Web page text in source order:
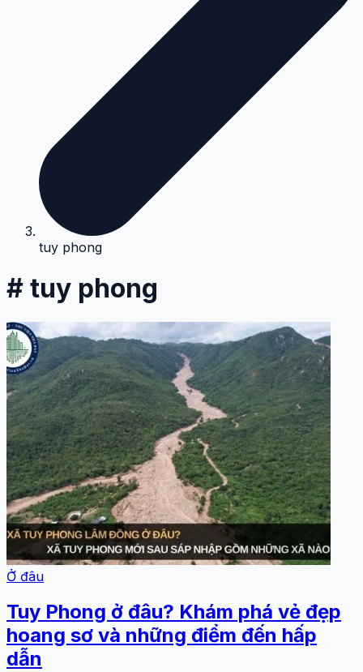
tuy phong
# tuy phong
Ở đâu
Tuy Phong ở đâu? Khám phá vẻ đẹp
hoang sơ và những điểm đến hấp
dẫn